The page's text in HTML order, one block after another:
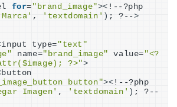
for= "brand_image"><
, 'textdomain' ) ; ?-->
input type= "text"
name="brand_image" value= "<?
?>">
button"><
Imagen' , 'textdomain' ) ; ?--